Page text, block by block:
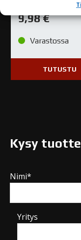
9,98€
Varastossa
TUTUSTU
Kysy
Nimi*
Yritys